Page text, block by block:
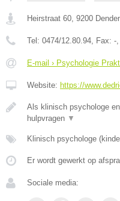
Heirstraat 60, 9200
Tel: 0474/12.80.94, Fax: -
E-mail › Psychologie
Website: https://
Als klinisch psychologe
hulpvragen ▼
Klinisch psychologe
Er wordt gewerkt op
Sociale media: